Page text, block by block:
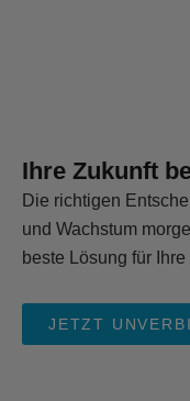
Ihre Zukunft
Die richtigen
und Wachstum
beste Lösung für
JETZT